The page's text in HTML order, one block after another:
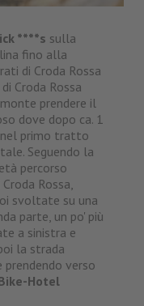
****s sulla
fino alla
di Croda Rossa
Croda Rossa
prendere il
dove dopo ca. 1
nel primo tratto
Seguendo la
percorso
Rossa,
svoltate su una
parte, un po' più
a sinistra e
la strada
prendendo verso
Hotel